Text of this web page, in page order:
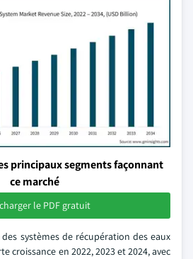
principaux segments façonnant
ce marché
le PDF gratuit
systèmes de récupération des eaux
croissance en 2022, 2023 et 2024, avec